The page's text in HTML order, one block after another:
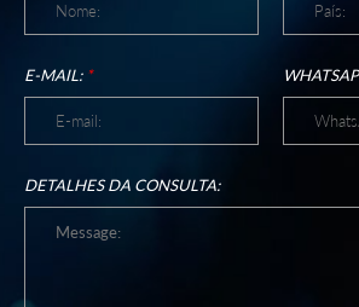
E-MAIL: *
DETALHES DA CONSULTA: